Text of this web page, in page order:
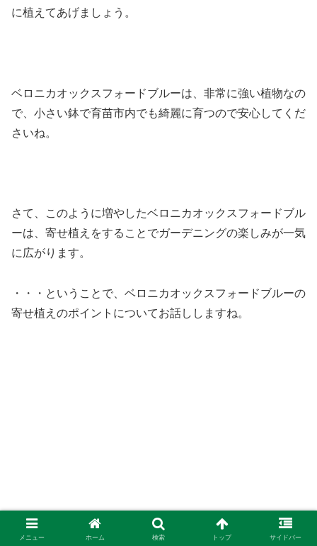
に植えてあげましょう。
ベロニカオックスフォードブルーは、非常に強い植物なの
で、小さい鉢で育苗市内でも綺麗に育つので安心してくだ
さいね。
さて、このように増やしたベロニカオックスフォードブル
ーは、寄せ植えをすることでガーデニングの楽しみが一気
に広がります。
・・・ということで、ベロニカオックスフォードブルーの
寄せ植えのポイントについてお話ししますね。
メニュー ホーム 検索 トップ サイドバー